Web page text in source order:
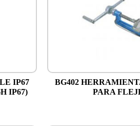
IP67
IP67)
BG402
PARA